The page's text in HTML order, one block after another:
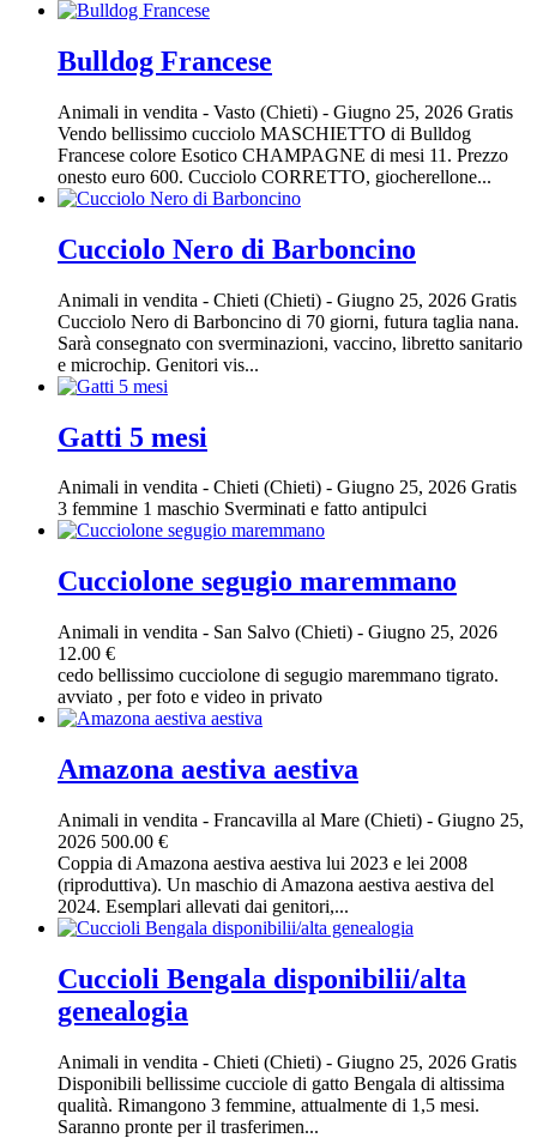
Bulldog Francese
Animali in vendita - Vasto (Chieti) - Giugno 25, 2026 Gratis
Vendo bellissimo cucciolo MASCHIETTO di Bulldog
Francese colore Esotico CHAMPAGNE di mesi 11. Prezzo
onesto euro 600. Cucciolo CORRETTO, giocherellone...
Cucciolo Nero di Barboncino
Animali in vendita - Chieti (Chieti) - Giugno 25, 2026 Gratis
Cucciolo Nero di Barboncino di 70 giorni, futura taglia nana.
Sarà consegnato con sverminazioni, vaccino, libretto sanitario
e microchip. Genitori vis...
Gatti 5 mesi
Animali in vendita - Chieti (Chieti) - Giugno 25, 2026 Gratis
3 femmine 1 maschio Sverminati e fatto antipulci
Cucciolone segugio maremmano
Animali in vendita - San Salvo (Chieti) - Giugno 25, 2026
12.00 €
cedo bellissimo cucciolone di segugio maremmano tigrato.
avviato , per foto e video in privato
Amazona aestiva aestiva
Animali in vendita - Francavilla al Mare (Chieti) - Giugno 25,
2026 500.00 €
Coppia di Amazona aestiva aestiva lui 2023 e lei 2008
(riproduttiva). Un maschio di Amazona aestiva aestiva del
2024. Esemplari allevati dai genitori,...
Cuccioli Bengala disponibilii/alta
genealogia
Animali in vendita - Chieti (Chieti) - Giugno 25, 2026 Gratis
Disponibili bellissime cucciole di gatto Bengala di altissima
qualità. Rimangono 3 femmine, attualmente di 1,5 mesi.
Saranno pronte per il trasferimen...